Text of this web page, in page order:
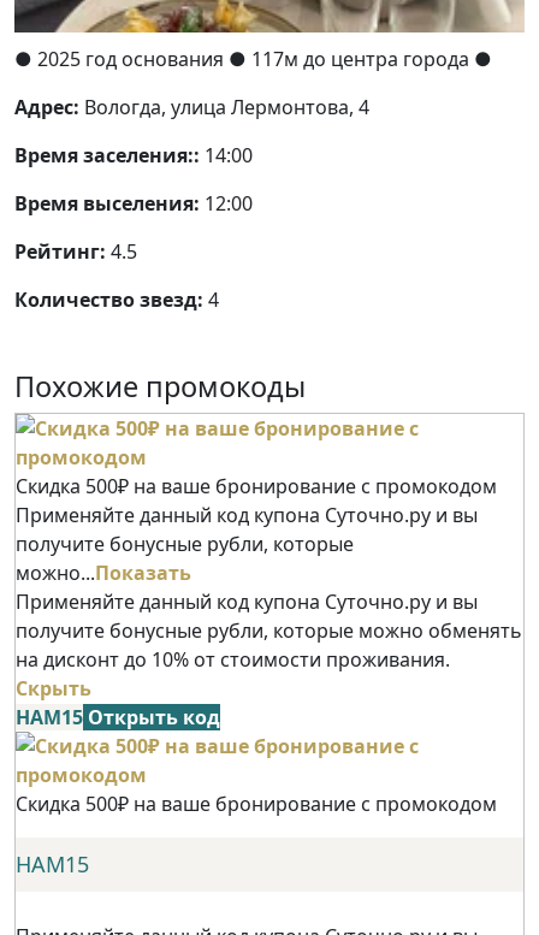
● 2025 год основания ● 117м до центра города ●
Адрес: Вологда, улица Лермонтова, 4
Время заселения:: 14:00
Время выселения: 12:00
Рейтинг: 4.5
Количество звезд: 4
Похожие промокоды
Скидка 500₽ на ваше бронирование с промокодом
Применяйте данный код купона Суточно.ру и вы
получите бонусные рубли, которые
можно...Показать
Применяйте данный код купона Суточно.ру и вы
получите бонусные рубли, которые можно обменять
на дисконт до 10% от стоимости проживания.
Скрыть
НАМ15 Открыть код
Скидка 500₽ на ваше бронирование с промокодом
НАМ15